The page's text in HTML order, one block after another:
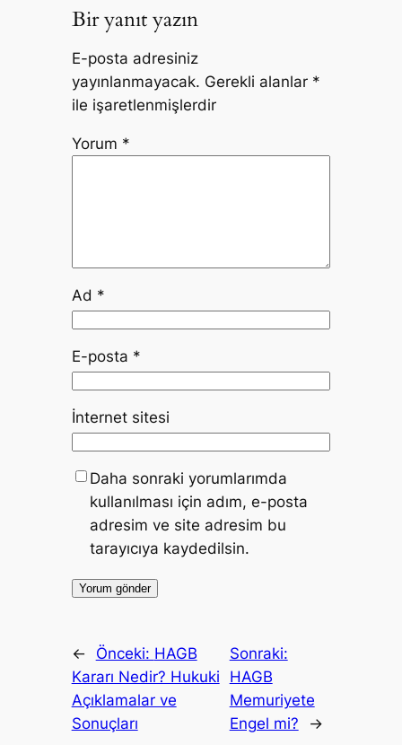
Bir yanıt yazın
E-posta adresiniz
yayınlanmayacak. Gerekli alanlar *
ile işaretlenmişlerdir
Yorum *
Ad *
E-posta *
İnternet sitesi
Daha sonraki yorumlarımda
kullanılması için adım, e-posta
adresim ve site adresim bu
tarayıcıya kaydedilsin.
← Önceki: HAGB
Kararı Nedir? Hukuki
Açıklamalar ve
Sonuçları
Sonraki:
HAGB
Memuriyete
Engel mi?
→